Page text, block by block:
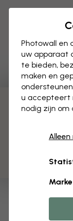
Photowall en
uw apparaat
te bieden,
maken en
u accepteert
nodig zijn